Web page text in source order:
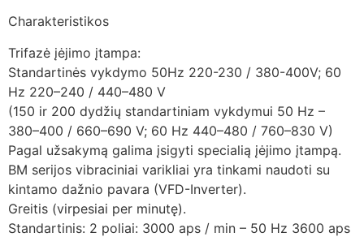
Charakteristikos
Trifazė įėjimo įtampa:
Standartinės vykdymo 50Hz 220-230 / 380-400V; 60
Hz 220–240 / 440–480 V
(150 ir 200 dydžių standartiniam vykdymui 50 Hz –
380–400 / 660–690 V; 60 Hz 440–480 / 760–830 V)
Pagal užsakymą galima įsigyti specialią įėjimo įtampą.
BM serijos vibraciniai varikliai yra tinkami naudoti su
kintamo dažnio pavara (VFD-Inverter).
Greitis (virpesiai per minutę).
Standartinis: 2 poliai: 3000 aps / min – 50 Hz 3600 aps